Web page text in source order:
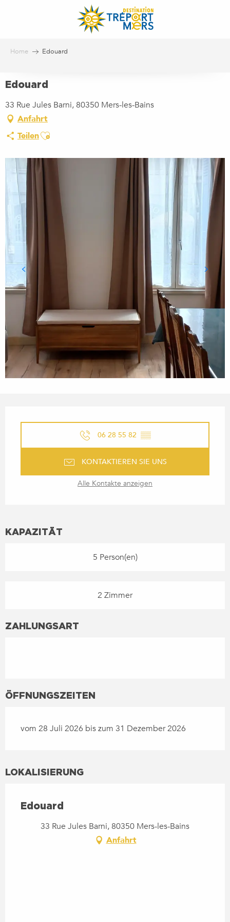
Home Edouard
Edouard
33 Rue Jules Barni, 80350 Mers-les-Bains
Anfahrt
TeilenAjouter aux favoris
06 28 55 82 ▒▒
KONTAKTIEREN SIE UNS
Alle Kontakte anzeigen
KAPAZITÄT
5 Person(en)
2 Zimmer
ZAHLUNGSART
ÖFFNUNGSZEITEN
vom 28 Juli 2026 bis zum 31 Dezember 2026
LOKALISIERUNG
Edouard
33 Rue Jules Barni, 80350 Mers-les-Bains
Anfahrt